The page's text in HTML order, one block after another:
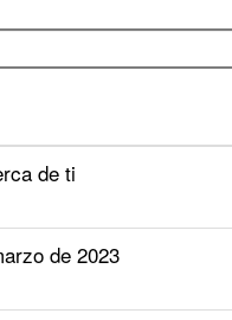
de ti
de 2023